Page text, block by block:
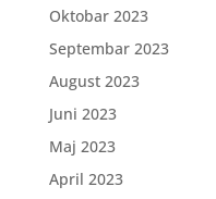
Oktobar 2023
Septembar 2023
August 2023
Juni 2023
Maj 2023
April 2023